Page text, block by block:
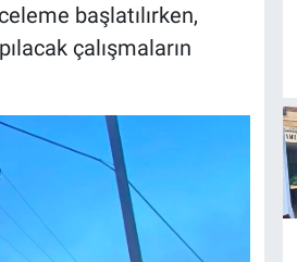
başlatılırken,
çalışmaların